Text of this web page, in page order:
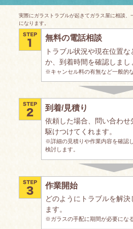
実際にガラストラブルが起きてガラス屋に相談、
になります。
無料の電話相談
トラブル状況や現在位置
か、到着時間を確認しまし
※キャンセル料の有無など一般的
到着/見積り
依頼した場合、問い合わせ
駆けつけてくれます。
※詳細の見積りや作業内容を確認
検討します。
作業開始
どのようにトラブルを解決
ます。
※ガラスの手配に期間が必要にな